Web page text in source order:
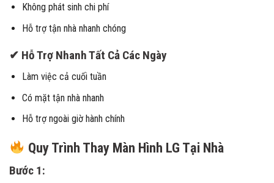
Không phát sinh chi phí
Hỗ trợ tận nhà nhanh chóng
✔ Hỗ Trợ Nhanh Tất Cả Các Ngày
Làm việc cả cuối tuần
Có mặt tận nhà nhanh
Hỗ trợ ngoài giờ hành chính
Quy Trình Thay Màn Hình LG Tại Nhà
Bước 1: